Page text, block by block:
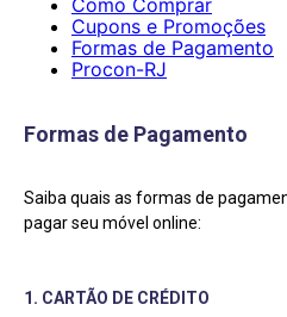
Como Comprar
Cupons e Promoções
Formas de Pagamento
Procon-RJ
Formas de Pagamento
Saiba quais as formas de
pagar seu móvel online:
1. CARTÃO DE CRÉDITO
cômoda
º mesas cadeiras